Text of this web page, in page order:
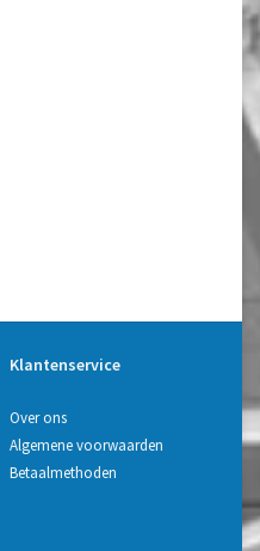
Klantenservice
Over ons
Algemene voorwaarden
Betaalmethoden